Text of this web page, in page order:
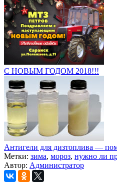
С НОВЫМ ГОДОМ 2018!!!
Антигели для дизтоплива —
Метки: зима, мороз, нужно ли
Автор: Администратор